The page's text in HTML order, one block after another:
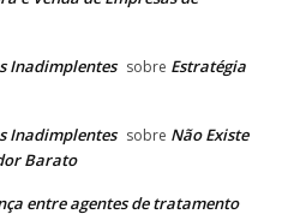
Inadimplentes sobre Estratégia
Inadimplentes sobre Não Existe
Barato
entre agentes de tratamento